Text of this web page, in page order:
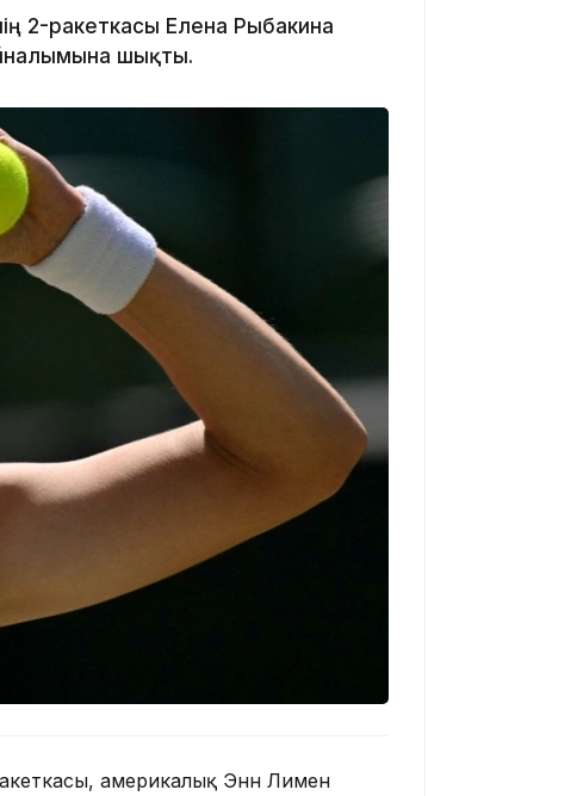
2-ракеткасы Елена Рыбакина
шықты.
америкалық Энн Лимен